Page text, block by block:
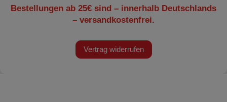
Bestellungen ab 25€ sind – innerhalb Deutschlands
– versandkostenfrei.
Vertrag widerrufen